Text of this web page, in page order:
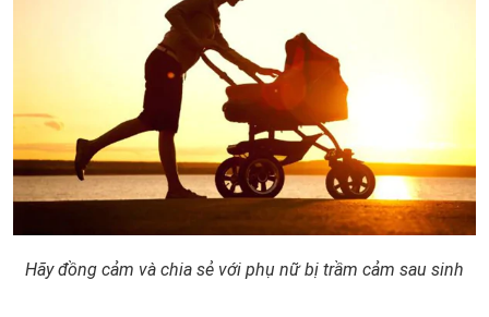
Hãy đồng cảm và chia sẻ với phụ nữ bị trầm cảm sau sinh